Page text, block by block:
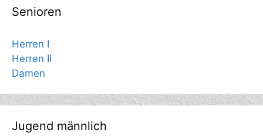
Senioren
Herren I
Herren II
Damen
Jugend männlich